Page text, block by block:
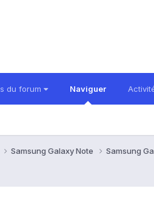
du forum Naviguer
Samsung Galaxy Note
Samsung